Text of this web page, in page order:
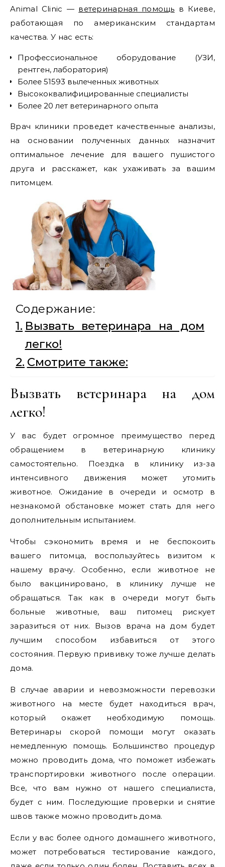
Animal Clinic — ветеринарная помощь в Киеве,
работающая по американским стандартам
качества. У нас есть:
Профессиональное оборудование (УЗИ,
рентген, лаборатория)
Более 51593 вылеченных животных
Высококвалифицированные специалисты
Более 20 лет ветеринарного опыта
Врач клиники проведет качественные анализы,
на основании полученных данных назначит
оптимальное лечение для вашего пушистого
друга и расскажет, как ухаживать за вашим
питомцем.
Содержание:
Вызвать ветеринара на дом
легко!
Смотрите также:
Вызвать ветеринара на дом
легко!
У вас будет огромное преимущество перед
обращением в ветеринарную клинику
самостоятельно. Поездка в клинику из-за
интенсивного движения может утомить
животное. Ожидание в очереди и осмотр в
незнакомой обстановке может стать для него
дополнительным испытанием.
Чтобы сэкономить время и не беспокоить
вашего питомца, воспользуйтесь визитом к
нашему врачу. Особенно, если животное не
было вакцинировано, в клинику лучше не
обращаться. Так как в очереди могут быть
больные животные, ваш питомец рискует
заразиться от них. Вызов врача на дом будет
лучшим способом избавиться от этого
состояния. Первую прививку тоже лучше делать
дома.
В случае аварии и невозможности перевозки
животного на месте будет находиться врач,
который окажет необходимую помощь.
Ветеринары скорой помощи могут оказать
немедленную помощь. Большинство процедур
можно проводить дома, что поможет избежать
транспортировки животного после операции.
Все, что вам нужно от нашего специалиста,
будет с ним. Последующие проверки и снятие
швов также можно проводить дома.
Если у вас более одного домашнего животного,
может потребоваться тестирование каждого,